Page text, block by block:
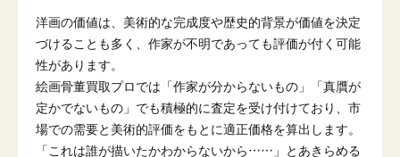
洋画の価値は、美術的な完成度や歴史的背景が価値を決定
づけることも多く、作家が不明であっても評価が付く可能
性があります。
絵画骨董買取プロでは「作家が分からないもの」「真贋が
定かでないもの」でも積極的に査定を受け付けており、市
場での需要と美術的評価をもとに適正価格を算出します。
「これは誰が描いたかわからないから……」とあきらめる